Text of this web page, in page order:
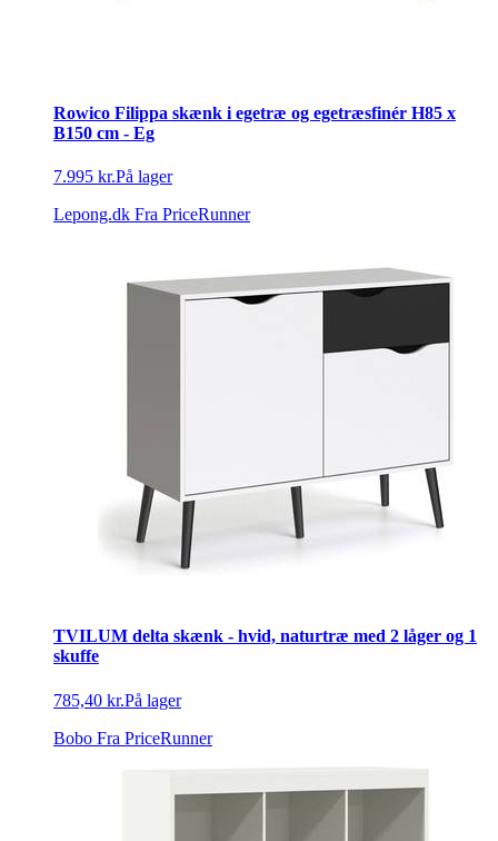
Rowico Filippa skænk i egetræ og egetræsfinér H85 x
B150 cm - Eg
7.995 kr.På lager
Lepong.dk Fra PriceRunner
TVILUM delta skænk - hvid, naturtræ med 2 låger og 1
skuffe
785,40 kr.På lager
Bobo Fra PriceRunner